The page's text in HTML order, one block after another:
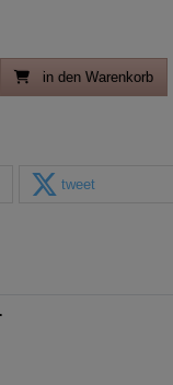
in den Warenkorb
tweet